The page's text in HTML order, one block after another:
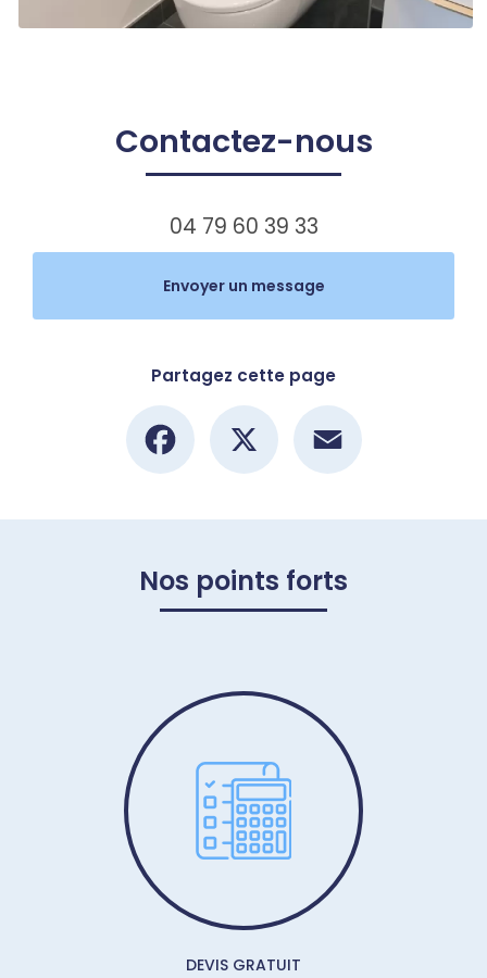
Contactez-nous
04 79 60 39 33
Envoyer un message
Partagez cette page
Facebook
Nos points forts
DEVIS GRATUIT